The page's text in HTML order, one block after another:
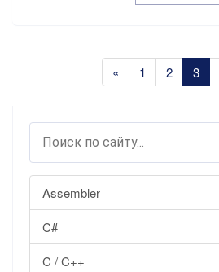
Assembler
C#
C / C++
« 1 2 3